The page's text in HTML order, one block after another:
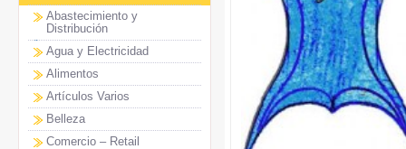
Abastecimiento y
Distribución
Agua y Electricidad
Alimentos
Artículos Varios
Belleza
Comercio – Retail